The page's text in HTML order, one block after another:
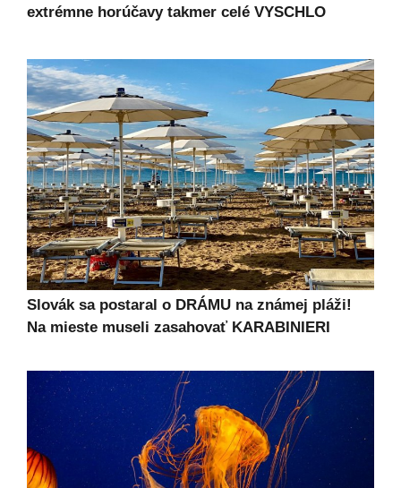
extrémne horúčavy takmer celé VYSCHLO
Slovák sa postaral o DRÁMU na známej pláži!
Na mieste museli zasahovať KARABINIERI